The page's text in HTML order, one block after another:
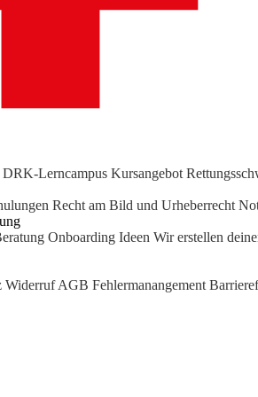
Lerncampus Kursangebot
Recht am Bild und Urheberrecht
Onboarding Ideen Wir erstellen
Widerruf AGB Fehlermanangement